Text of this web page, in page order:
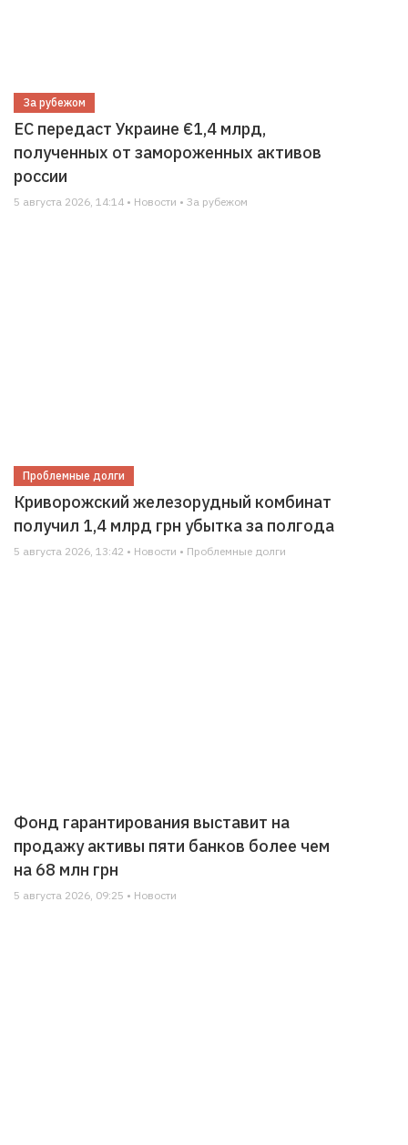
За рубежом
ЕС передаст Украине €1,4 млрд,
полученных от замороженных активов
россии
5 августа 2026, 14:14 • Новости • За рубежом
Проблемные долги
Криворожский железорудный комбинат
получил 1,4 млрд грн убытка за полгода
5 августа 2026, 13:42 • Новости • Проблемные долги
Фонд гарантирования выставит на
продажу активы пяти банков более чем
на 68 млн грн
5 августа 2026, 09:25 • Новости